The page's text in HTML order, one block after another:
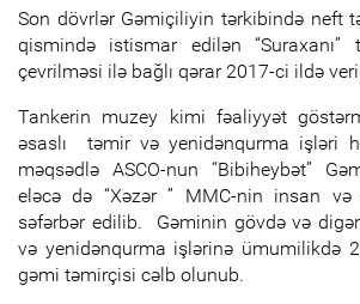
Son dövrlər Gəmiçiliyin tərkibində neft
qismində istismar edilən “Suraxanı”
çevrilməsi ilə bağlı qərar 2017-ci ildə
Tankerin muzey kimi fəaliyyət
əsaslı təmir və yenidənqurma işləri
məqsədlə ASCO-nun “Bibiheybət”
eləcə də “Xəzər ” MMC-nin insan
səfərbər edilib. Gəminin gövdə və
və yenidənqurma işlərinə ümumilikdə
gəmi təmirçisi cəlb olunub.